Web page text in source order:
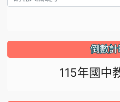
倒數計
115年國中